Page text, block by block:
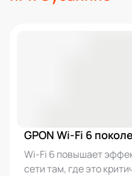
GPON Wi-Fi 6
Wi-Fi 6 повышает
сети там, где это